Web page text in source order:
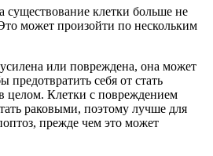
существование клетки больше не
может произойти по нескольким
или повреждена, она может
предотвратить себя от стать
целом. Клетки с повреждением
раковыми, поэтому лучше для
прежде чем это может